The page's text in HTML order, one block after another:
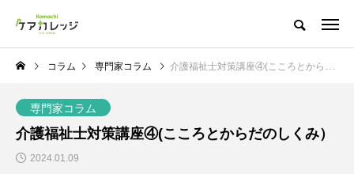
コラム 専門家コラム 介護福祉士対策講座④(こころとからだのしくみ）
専門家コラム
介護福祉士対策講座④(こころとからだのしくみ）
2024.01.09